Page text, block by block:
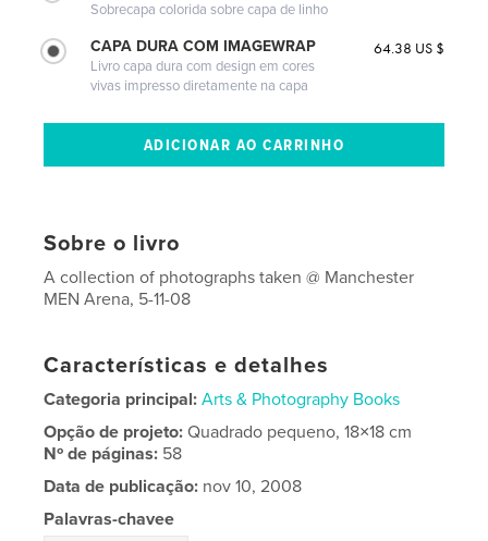
Sobrecapa colorida sobre capa de linho
CAPA DURA COM IMAGEWRAP
Livro capa dura com design em cores
vivas impresso diretamente na capa
64.38 US $
Sobre o livro
A collection of photographs taken @ Manchester
MEN Arena, 5-11-08
Características e detalhes
Categoria principal: Arts & Photography Books
Opção de projeto:Quadrado pequeno, 18×18 cm
Nº de páginas: 58
Data de publicação: nov 10, 2008
Palavras-chavee